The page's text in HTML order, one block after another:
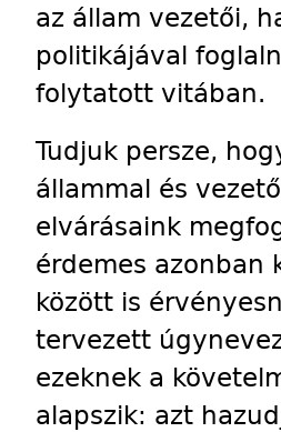
az állam vezetői,
politikájával
folytatott vitában.
Tudjuk persze,
állammal és
elvárásaink
érdemes azonban
között is
tervezett
ezeknek a
alapszik: azt